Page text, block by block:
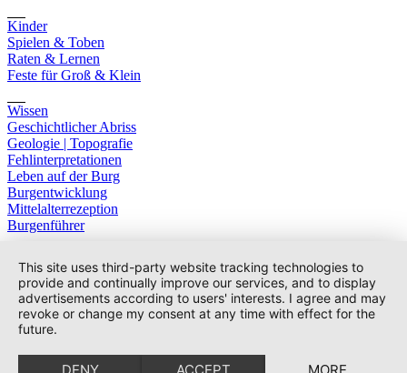
Kinder
Spielen & Toben
Raten & Lernen
Feste für Groß & Klein
Wissen
Geschichtlicher Abriss
Geologie | Topografie
Fehlinterpretationen
Leben auf der Burg
Burgentwicklung
Mittelalterrezeption
Burgenführer
This site uses third-party website tracking technologies to
provide and continually improve our services, and to display
advertisements according to users' interests. I agree and may
revoke or change my consent at any time with effect for the
future.